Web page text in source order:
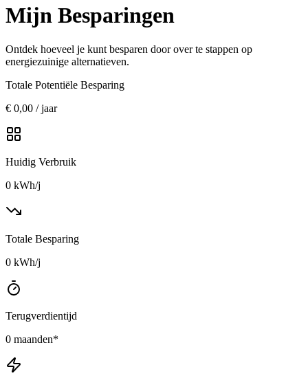
Mijn Besparingen
Ontdek hoeveel je kunt besparen door over te stappen op
energiezuinige alternatieven.
Totale Potentiële Besparing
€ 0,00 / jaar
Huidig Verbruik
0 kWh/j
Totale Besparing
0 kWh/j
Terugverdientijd
0 maanden*